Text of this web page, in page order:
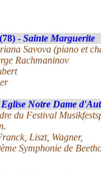
- Sainte Marguerite
Savova (piano et
Rachmaninov
Eglise Notre Dame
du Festival
Liszt, Wagner,
Symphonie de